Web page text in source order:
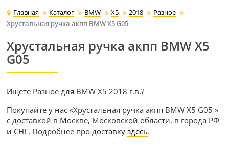
Главная Каталог BMW Х5 2018
Разное
Хрустальная ручка акпп BMW X5 G05
Хрустальная ручка акпп BMW X5
G05
Ищете Разное для BMW Х5 2018 г.в.?
Покупайте у нас «Хрустальная ручка акпп BMW X5 G05 »
с доставкой в Москве, Московской области, в города РФ
и СНГ. Подробнее про доставкуздесь.